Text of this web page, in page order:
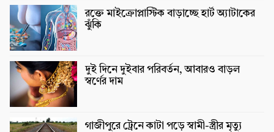
রক্তে মাইক্রোপ্লাস্টিক বাড়াচ্ছে হার্ট অ্যাটাকের
ঝুঁকি
দুই দিনে দুইবার পরিবর্তন, আবারও বাড়ল
স্বর্ণের দাম
গাজীপুরে ট্রেনে কাটা পড়ে স্বামী-স্ত্রীর মৃত্যু